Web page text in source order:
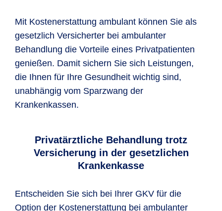
Mit Kostenerstattung ambulant können Sie als
gesetzlich Versicherter bei ambulanter
Behandlung die Vorteile eines Privatpatienten
genießen. Damit sichern Sie sich Leistungen,
die Ihnen für Ihre Gesundheit wichtig sind,
unabhängig vom Sparzwang der
Krankenkassen.
Privatärztliche Behandlung trotz
Versicherung in der gesetzlichen
Krankenkasse
Entscheiden Sie sich bei Ihrer GKV für die
Option der Kostenerstattung bei ambulanter